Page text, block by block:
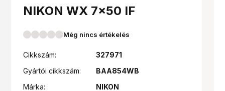
NIKON WX 7x50 IF
Még nincs értékelés
Cikkszám:
327971
Gyártói cikkszám:
BAA854WB
Márka:
NIKON